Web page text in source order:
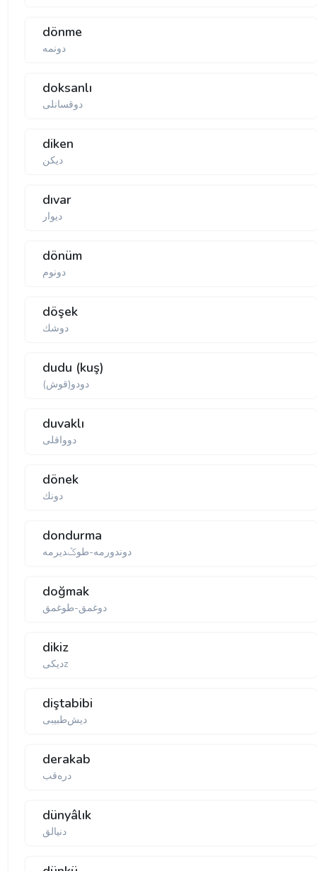
dönme
دونمه
doksanlı
دوقسانلی
diken
دیكن
dıvar
دیوار
dönüm
دونوم
döşek
دوشك
dudu (kuş)
دودو(قوش)
duvaklı
دوواقلی
dönek
دونك
dondurma
دوندورمه-طوݣدیرمه
doğmak
دوغمق-طوغمق
dikiz
دیكیz
diştabibi
دیش‌طبیبی
derakab
درەقب
dünyâlık
دنیالق